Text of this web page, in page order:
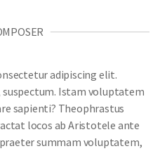
adipiscing elit.
Istam voluptatem
sapienti? Theophrastus
locos ab Aristotele ante
summam voluptatem,